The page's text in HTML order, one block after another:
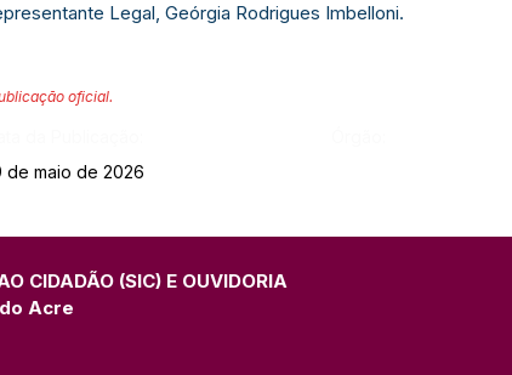
Legal, Geórgia Rodrigues Imbelloni.
oficial.
de maio de 2026
CIDADÃO (SIC) E OUVIDORIA
Acre